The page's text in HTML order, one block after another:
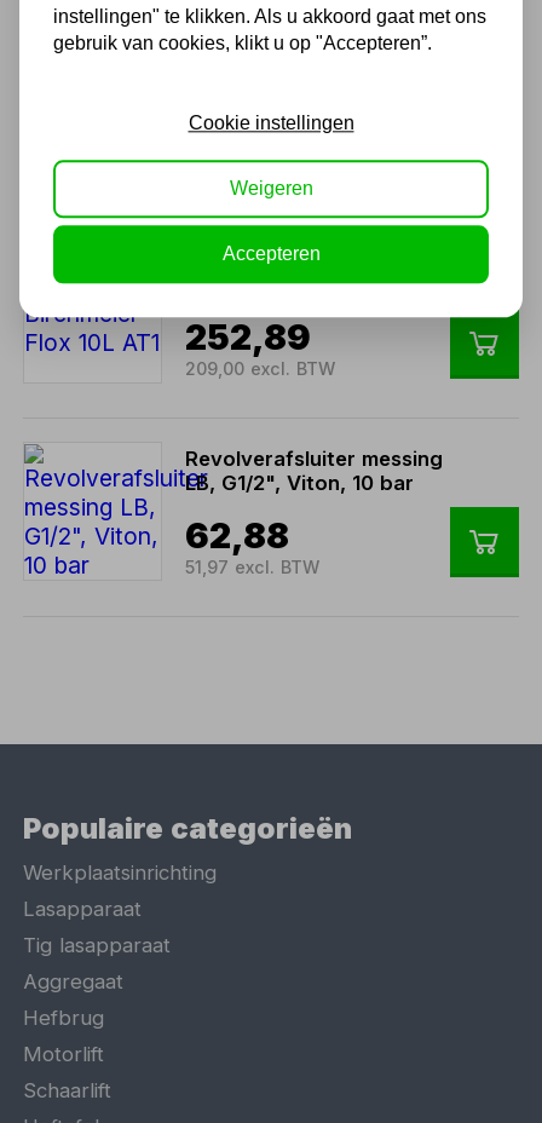
869,99
Rugspuit Birchmeier Flox 10L
AT1
252,89
209,00 excl. BTW
Revolverafsluiter messing
LB, G1/2", Viton, 10 bar
62,88
51,97 excl. BTW
Populaire categorieën
Werkplaatsinrichting
Lasapparaat
Tig lasapparaat
Aggregaat
Hefbrug
Motorlift
Schaarlift
instellingen" te klikken. Als u akkoord gaat met ons
gebruik van cookies, klikt u op "Accepteren”.
Cookie instellingen
Weigeren
Accepteren